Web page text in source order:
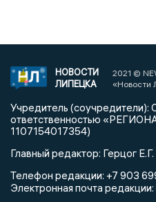
НОВОСТИ
ЛИПЕЦКА
2021 ©
«Новости
Учредитель (соучредители):
ответственностью
1107154017354)
Главный редактор: Герцог Е.Г.
Телефон редакции: +7 903
Электронная почта редакции: